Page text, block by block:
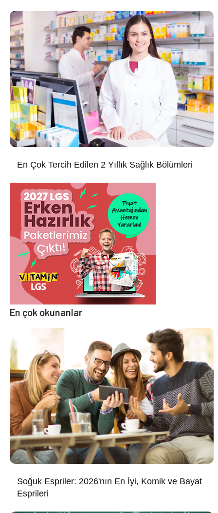
En Çok Tercih Edilen 2 Yıllık Sağlık Bölümleri
En çok okunanlar
Soğuk Espriler: 2026'nın En İyi, Komik ve Bayat
Esprileri